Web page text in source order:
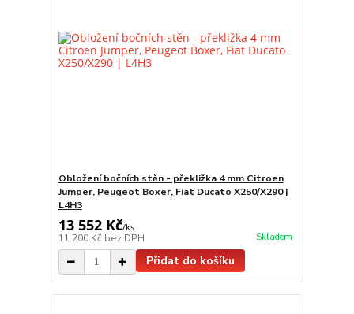
Obložení bočních stěn - překližka 4 mm Citroen
Jumper, Peugeot Boxer, Fiat Ducato X250/X290 |
L4H3
13 552 Kč/ks
11 200 Kč bez DPH Skladem
Přidat do košíku